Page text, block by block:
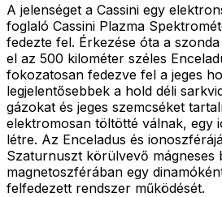
A jelenséget a Cassini egy
foglaló Cassini Plazma
fedezte fel. Érkezése óta a
el az 500 kilométer széles
fokozatosan fedezve fel a jeges
legjelentősebbek a hold déli
gázokat és jeges szemcséket
elektromosan töltötté válnak, egy
létre. Az Enceladus és
Szaturnuszt körülvevő mágneses
magnetoszférában egy
felfedezett rendszer működését.